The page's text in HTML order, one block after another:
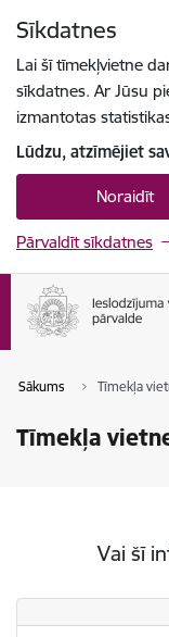
Sīkdatnes
Lai šī tīmekļvietne
sīkdatnes. Ar Jūsu
izmantotas
Lūdzu, atzīmējiet
Noraidīt
Pārvaldīt sīkdatnes
Sākums Tīmekļa
Tīmekļa
Vai šī
Vai šī